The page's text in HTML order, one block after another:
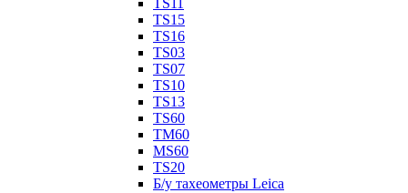
TS11
TS15
TS16
TS03
TS07
TS10
TS13
TS60
TM60
MS60
TS20
Б/у тахеометры Leica